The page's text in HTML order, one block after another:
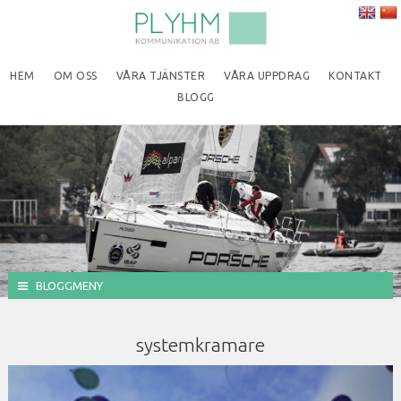
HEM OM OSS VÅRA TJÄNSTER VÅRA UPPDRAG
KONTAKT
BLOGG
BLOGGMENY
systemkramare